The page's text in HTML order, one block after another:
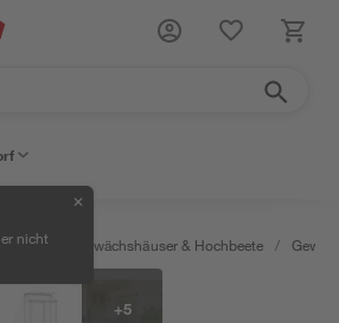
er nicht
✕
/ Anzucht, Gewächshäuser & Hochbeete /
+5